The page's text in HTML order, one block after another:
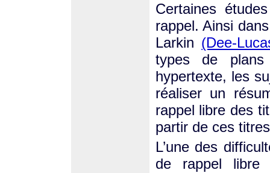
Certaines
rappel. Ainsi
Larkin (Dee-
types de plans
hypertexte, les
réaliser un
rappel libre des
partir de ces
L’une des
de rappel libre